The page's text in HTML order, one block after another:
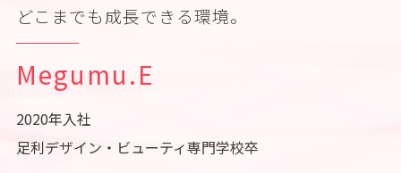
どこまでも成⻑できる環境。
Megumu.E
2020年⼊社
⾜利デザイン・ビューティ専⾨学校卒